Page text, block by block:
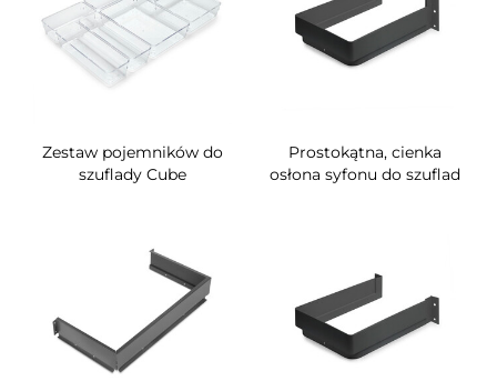
Zestaw pojemników do
szuflady Cube
Prostokątna, cienka
osłona syfonu do szuflad